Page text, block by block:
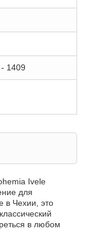
1409
Ivele
для
в Чехии, это
в любом